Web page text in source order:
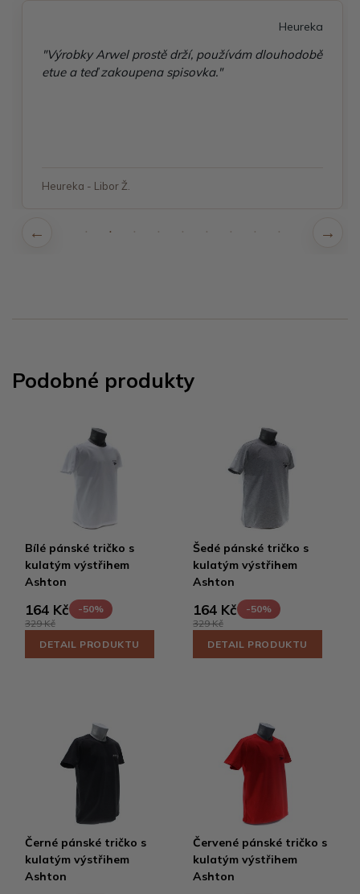
Heureka
"Výrobky Arwel prostě drží, používám dlouhodobě
etue a teď zakoupena spisovka."
Heureka - Libor Ž.
Podobné produkty
Bílé pánské tričko s
kulatým výstřihem
Ashton
164 Kč
-50%
329 Kč
DETAIL PRODUKTU
Šedé pánské tričko s
kulatým výstřihem
Ashton
164 Kč
-50%
329 Kč
DETAIL PRODUKTU
Černé pánské tričko s
kulatým výstřihem
Ashton
Červené pánské tričko s
kulatým výstřihem
Ashton